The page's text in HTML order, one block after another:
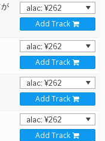
Add Track
Add Track
Add Track
Add Track